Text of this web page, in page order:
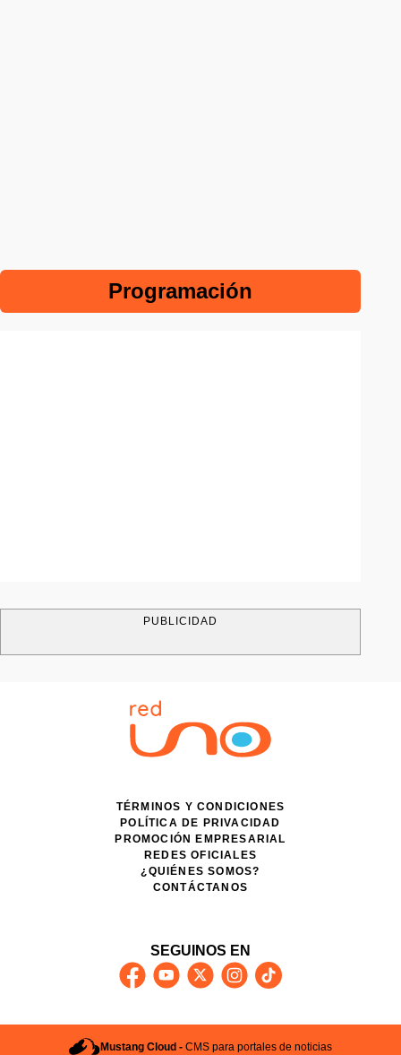
Programación
PUBLICIDAD
TÉRMINOS Y CONDICIONES
POLÍTICA DE PRIVACIDAD
PROMOCIÓN EMPRESARIAL
REDES OFICIALES
¿QUIÉNES SOMOS?
CONTÁCTANOS
SEGUINOS EN
Mustang Cloud -CMS para portales de noticias